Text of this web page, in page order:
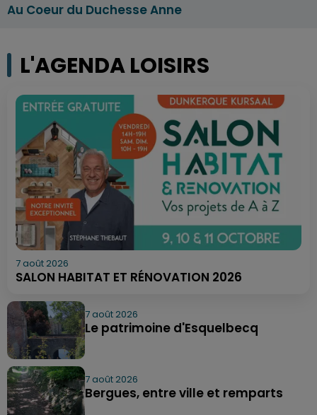
Au Coeur du Duchesse Anne
L'AGENDA LOISIRS
7 août 2026
SALON HABITAT ET RÉNOVATION 2026
7 août 2026
Le patrimoine d'Esquelbecq
7 août 2026
Bergues, entre ville et remparts